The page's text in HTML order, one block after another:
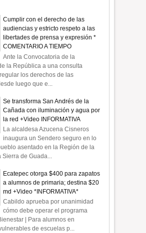
Cumplir con el derecho de las
audiencias y estricto respeto a las
libertades de prensa y expresión *
COMENTARIO A TIEMPO
Ante la Convocatoria de la
la República a una consulta
los derechos de las
luego que e...
Se transforma San Andrés de la
Cañada con iluminación y agua por
la red +Video INFORMATIVA
La alcaldesa Azucena Cisneros
inaugura un Sendero seguro en lo
asentado en la Región de la
Sierra de Guada...
Ecatepec otorga $400 para zapatos
a alumnos de primaria; destina $20
md +Video *INFORMATIVA*
Cabildo aprueba por unanimidad
cómo debe operar el programa
| Para alumnos en
de escuelas p...